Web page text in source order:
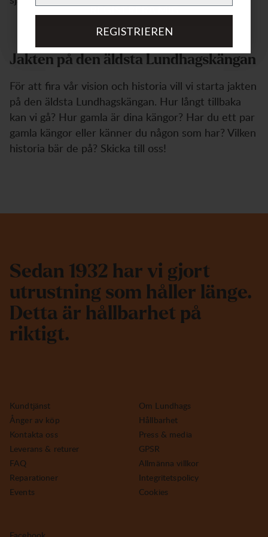
Jakten på den äldsta Lundhagskängan
För att fira vår vision och historia vill vi starta jakten
på den äldsta Lundhagskängan. Hur långt tillbaka
kan vi gå? Hur gamla är dina kängor? Har du ett par
gamla kängor eller känner du någon som har? Vilken
historia bär de på? Skicka till oss!
Sed an 1 932 har vi gjort
utrustning som hå er änge.
Detta är hå bar het på
ri ktigt.
Kundtjänst
Ånger av köp
Kontakta oss
Leverans & returer
FAQ
Reparationer
Events
Om Lundhags
Hållbarhet
Press & media
GPSR
Allmänna villkor
Integritetspolicy
Cookies
REGISTRERA MIG
REGISTRIEREN